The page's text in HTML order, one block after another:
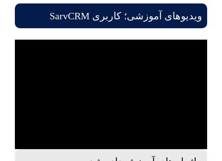
ویدیوهای آموزشی؛ کاربری SarvCRM